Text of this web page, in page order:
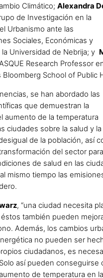
Climático; Alexandra
de Investigación en la
Urbanismo ante las
Sociales, Económicas y
Universidad de Nebrija; y
Research Professor
School of Public
se han abordado las
que demuestran la
aumento de la temperatura
ciudades sobre la salud y la
de la población, así
del sector para
de salud en las
mismo tiempo las
, “una ciudad necesita
también pueden
Además, los cambios
no pueden ser
ciudadanos, es
así pueden conseguirse
de temperatura en